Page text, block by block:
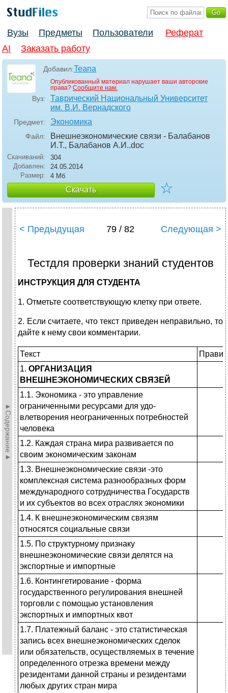
Вузы Предметы Пользователи
Реферат
AI
Заказать работу
Добавил:Teana
Опубликованный материал нарушает ваши авторские
права? Сообщите нам.
Вуз:
Таврический Национальный Университет
им. В.И. Вернадского
Предмет: Экономика
Файл:
Внешнеэкономические связи - Балабанов
И.Т., Балабанов А.И..doc
Скачиваний:
304
Добавлен:
24.05.2014
Размер:
4 Мб
Скачать ☆
►Содержание►
< Предыдущая 79 / 82 Следующая >
Тестдля проверки знаний студентов
ИНСТРУКЦИЯ ДЛЯ СТУДЕНТА
1. Отметьте соответствующую клетку при ответе.
2. Если считаете, что текст приведен неправильно, то
дайте к нему свои комментарии.
Текст
1. ОРГАНИЗАЦИЯ
ВНЕШНЕЭКОНОМИЧЕСКИХ СВЯЗЕЙ
1.1. Экономика - это управление
ограниченными ресурсами для удо­
влетворения неограниченных по­требностей
человека
1.2. Каждая страна мира развивается по
своим экономическим законам
1.3. Внешнеэкономические связи -это
комплексная система разнооб­разных форм
международного со­трудничества Государств
и их субъ­ектов во всех отраслях экономики
1.4. К внешнеэкономическим связям
относятся социальные связи
1.5. По структурному признаку
внешнеэкономические связи делятся на
экспортные и импортные
1.6. Контингетирование - форма
государственного регулирования внешней
торговли с помощью уста­новления
экспортных и импортных квот
1.7. Платежный баланс - это статистическая
запись всех внешне­экономических сделок
или обяза­тельств, осуществляемых в течение
определенного отрезка времени между
резидентами данной страны и резидентами
любых других стран мира